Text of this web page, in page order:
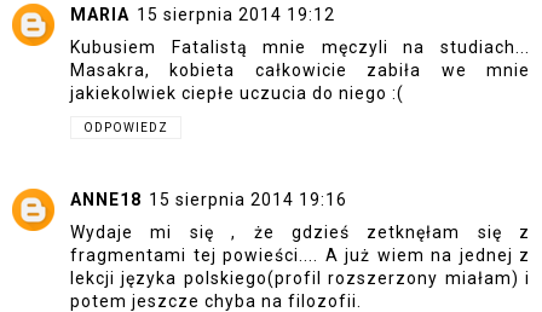
MARIA 15 sierpnia 2014 19:12
Kubusiem Fatalistą mnie męczyli na studiach...
Masakra, kobieta całkowicie zabiła we mnie
jakiekolwiek ciepłe uczucia do niego :(
ODPOWIEDZ
ANNE18 15 sierpnia 2014 19:16
Wydaje mi się , że gdzieś zetknęłam się z
fragmentami tej powieści.... A już wiem na jednej z
lekcji języka polskiego(profil rozszerzony miałam) i
potem jeszcze chyba na filozofii.